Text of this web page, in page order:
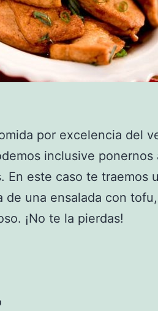
por excelencia del
inclusive ponernos
En este caso te traemos
de una ensalada con
¡No te la pierdas!